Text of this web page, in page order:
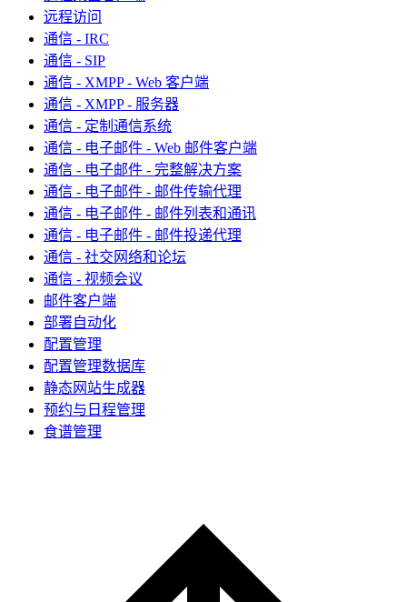
远程访问
通信 - IRC
通信 - SIP
通信 - XMPP - Web 客户端
通信 - XMPP - 服务器
通信 - 定制通信系统
通信 - 电子邮件 - Web 邮件客户端
通信 - 电子邮件 - 完整解决方案
通信 - 电子邮件 - 邮件传输代理
通信 - 电子邮件 - 邮件列表和通讯
通信 - 电子邮件 - 邮件投递代理
通信 - 社交网络和论坛
通信 - 视频会议
邮件客户端
部署自动化
配置管理
配置管理数据库
静态网站生成器
预约与日程管理
食谱管理